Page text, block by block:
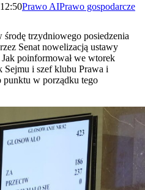
Prawo AIPrawo gospodarcze
środę trzydniowego posiedzenia
Senat nowelizacją ustawy
poinformował we wtorek
Sejmu i szef klubu Prawa i
punktu w porządku tego